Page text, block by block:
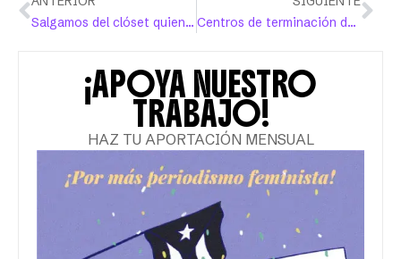
Salgamos del clóset quienes padecemos de una condición mental
Centros de terminación de embarazo advierten amenazas de proyecto legislativo para aumentar restricciones al aborto
¡APOYA NUESTRO
TRABAJO!
HAZ TU APORTACIÓN MENSUAL